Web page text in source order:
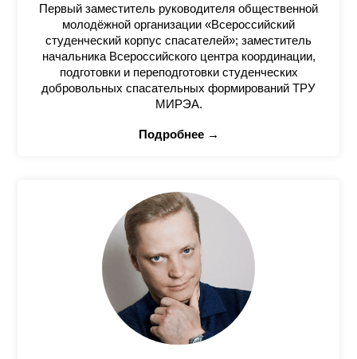
Первый заместитель руководителя общественной
молодёжной организации «Всероссийский
студенческий корпус спасателей»; заместитель
начальника Всероссийского центра координации,
подготовки и переподготовки студенческих
добровольных спасательных формирований ТРУ
МИРЭА.
Подробнее →